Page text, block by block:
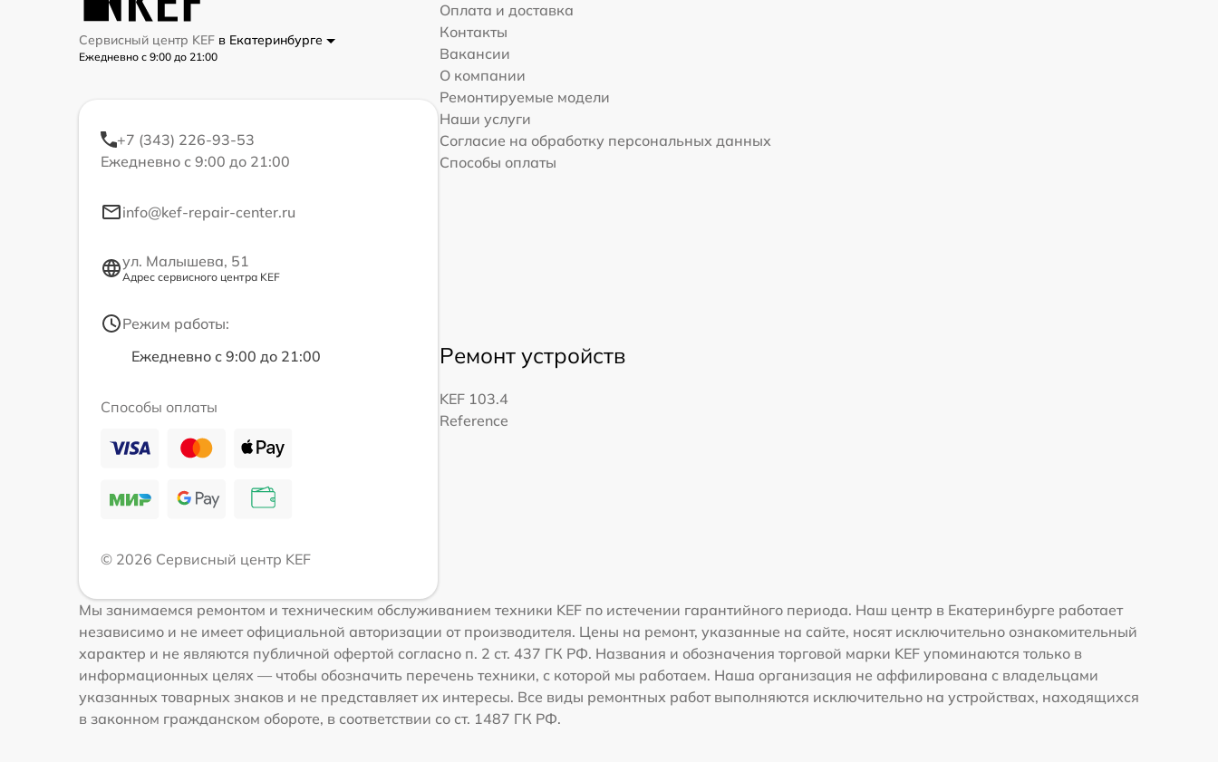
Сервисный центр KEF в Екатеринбурге
Ежедневно с 9:00 до 21:00
+7 (343) 226-93-53
Ежедневно с 9:00 до 21:00
info@kef-repair-center.ru
ул. Малышева, 51
Адрес сервисного центра KEF
Режим работы:
Ежедневно с 9:00 до 21:00
Способы оплаты
© 2026 Сервисный центр KEF
Оплата и доставка
Контакты
Вакансии
О компании
Ремонтируемые модели
Наши услуги
Согласие на обработку персональных данных
Способы оплаты
Ремонт устройств
KEF 103.4
Reference
Мы занимаемся ремонтом и техническим обслуживанием техники KEF по истечении гарантийного периода. Наш центр в Екатеринбурге работает
независимо и не имеет официальной авторизации от производителя. Цены на ремонт, указанные на сайте, носят исключительно ознакомительный
характер и не являются публичной офертой согласно п. 2 ст. 437 ГК РФ. Названия и обозначения торговой марки KEF упоминаются только в
информационных целях — чтобы обозначить перечень техники, с которой мы работаем. Наша организация не аффилирована с владельцами
указанных товарных знаков и не представляет их интересы. Все виды ремонтных работ выполняются исключительно на устройствах, находящихся
в законном гражданском обороте, в соответствии со ст. 1487 ГК РФ.